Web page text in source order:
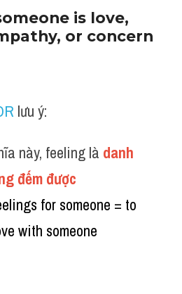
is love,
or concern
lưu ý:
này, feeling là danh
đếm được
for someone = to
with someone